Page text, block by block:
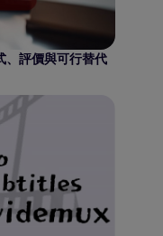
、評價與可行替代